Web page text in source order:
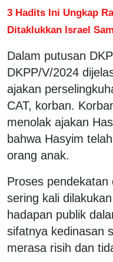
3 Hadits Ini Ungkap
Ditaklukkan Israel
Dalam putusan
DKPP/V/2024
ajakan
CAT, korban.
menolak ajakan
bahwa Hasyim
orang anak.
Proses
sering kali
hadapan publik
sifatnya kedinasan
merasa risih dan